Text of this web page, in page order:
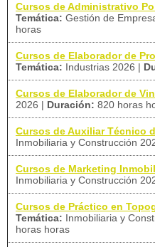
Cursos de Administrativo
Temática: Gestión de
horas
Cursos de Elaborador de
Temática: Industrias 2026 |
Cursos de Elaborador de
2026 | Duración: 820 horas
Cursos de Auxiliar Técnico
Inmobiliaria y Construcción
Cursos de Marketing
Inmobiliaria y Construcción
Cursos de Práctico en
Temática: Inmobiliaria y
horas horas